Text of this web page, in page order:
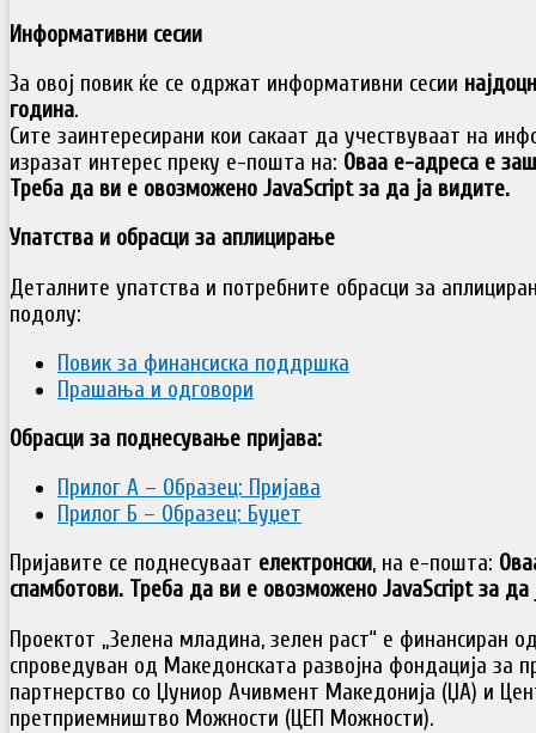
Информативни сесии
За овој повик ќе се одржат информативни сесии
година.
Сите заинтересирани кои сакаат да учествуваат на
изразат интерес преку е-пошта на: Оваа е-адреса е
Треба да ви е овозможено JavaScript за да ја видите.
Упатства и обрасци за аплицирање
Деталните упатства и потребните обрасци за
подолу:
Повик за финансиска поддршка
Прашања и одговори
Обрасци за поднесување пријава:
Прилог А – Образец: Пријава
Прилог Б – Образец: Буџет
Пријавите се поднесуваат електронски, на е-пошта:
спамботови. Треба да ви е овозможено JavaScript за да
Проектот „Зелена младина, зелен раст“ е финансиран
спроведуван од Македонската развојна фондација за
партнерство со Џуниор Ачивмент Македонија (ЏА) и
претприемништво Можности (ЦЕП Можности).